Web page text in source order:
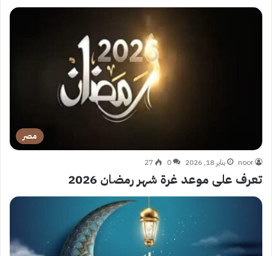
مصر
noor يناير 18, 2026 0
27
تعرف على موعد غرة شهر رمضان 2026